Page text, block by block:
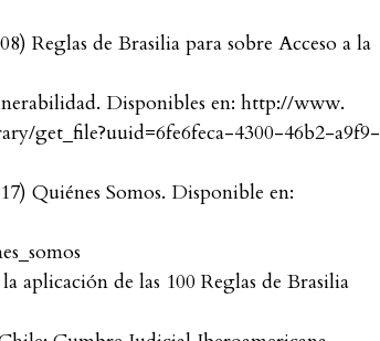
Reglas de Brasilia para sobre Acceso a la
Disponibles en: http://www.
get_file?uuid=6fe6feca-4300-46b2-a9f9-
Quiénes Somos. Disponible en:
aplicación de las 100 Reglas de Brasilia